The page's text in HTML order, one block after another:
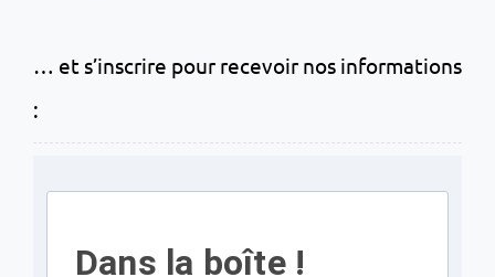
… et s’inscrire pour recevoir nos informations
:
Dans la boîte !